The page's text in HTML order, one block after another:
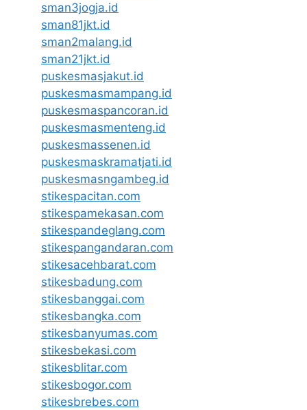
sman3jogja.id
sman81jkt.id
sman2malang.id
sman21jkt.id
puskesmasjakut.id
puskesmasmampang.id
puskesmaspancoran.id
puskesmasmenteng.id
puskesmassenen.id
puskesmaskramatjati.id
puskesmasngambeg.id
stikespacitan.com
stikespamekasan.com
stikespandeglang.com
stikespangandaran.com
stikesacehbarat.com
stikesbadung.com
stikesbanggai.com
stikesbangka.com
stikesbanyumas.com
stikesbekasi.com
stikesblitar.com
stikesbogor.com
stikesbrebes.com